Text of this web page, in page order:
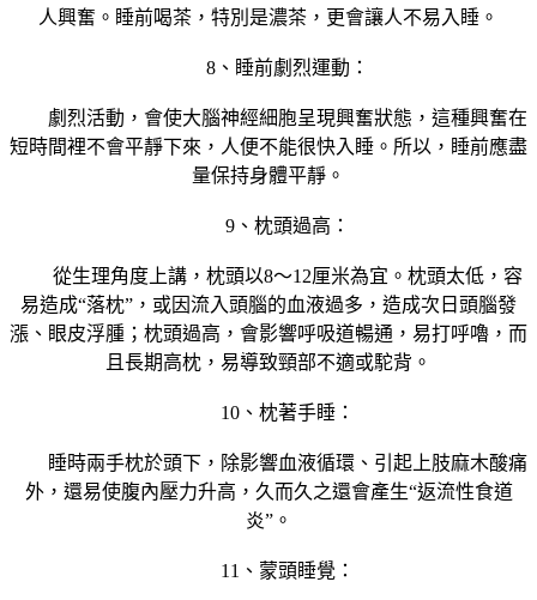
人興奮。睡前喝茶，特別是濃茶，更會讓人不易入睡。
8、睡前劇烈運動：
劇烈活動，會使大腦神經細胞呈現興奮狀態，這種興奮在
短時間裡不會平靜下來，人便不能很快入睡。所以，睡前應盡
量保持身體平靜。
9、枕頭過高：
從生理角度上講，枕頭以8～12厘米為宜。枕頭太低，容
易造成“落枕”，或因流入頭腦的血液過多，造成次日頭腦發
漲、眼皮浮腫；枕頭過高，會影響呼吸道暢通，易打呼嚕，而
且長期高枕，易導致頸部不適或駝背。
10、枕著手睡：
睡時兩手枕於頭下，除影響血液循環、引起上肢麻木酸痛
外，還易使腹內壓力升高，久而久之還會產生“返流性食道
炎”。
11、蒙頭睡覺：